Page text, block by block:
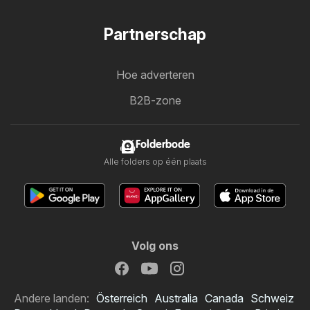
Partnerschap
Hoe adverteren
B2B-zone
Folderbode
Alle folders op één plaats
Volg ons
Andere landen: Österreich Australia Canada Schweiz